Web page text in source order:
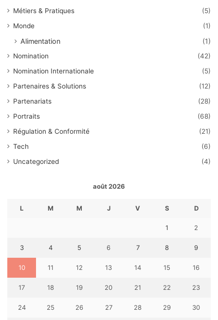
Métiers & Pratiques
(5)
Monde
(1)
Alimentation (1)
Nomination
(42)
Nomination Internationale
(5)
Partenaires & Solutions
(12)
Partenariats
(28)
Portraits
(68)
Régulation & Conformité
(21)
Tech
(6)
Uncategorized
(4)
août 2026
L M M J V S D
1 2
3 4 5 6 7 8 9
10 11 12 13 14 15 16
17 18 19 20 21 22 23
24 25 26 27 28 29 30